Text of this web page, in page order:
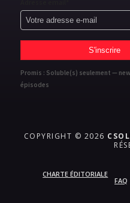
Promis : Soluble(s) seulement —
épisodes
COPYRIGHT © 2026
CHARTE ÉDITORIALE
FAQ